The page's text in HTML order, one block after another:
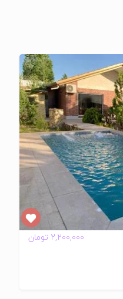
2,200,000 تومان